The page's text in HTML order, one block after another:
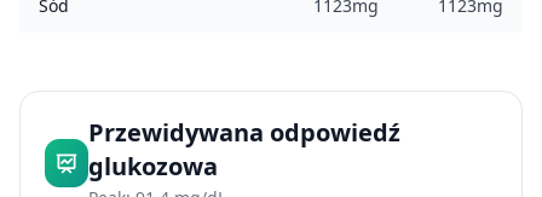
Sód 1123mg 1123mg
Przewidywana odpowiedź
glukozowa